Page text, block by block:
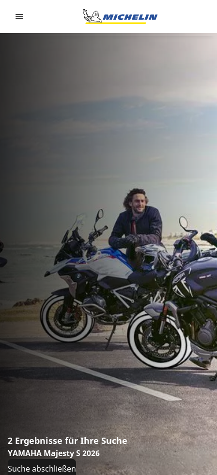
2 Ergebnisse für Ihre Suche
YAMAHA Majesty S 2026
Suche abschließen